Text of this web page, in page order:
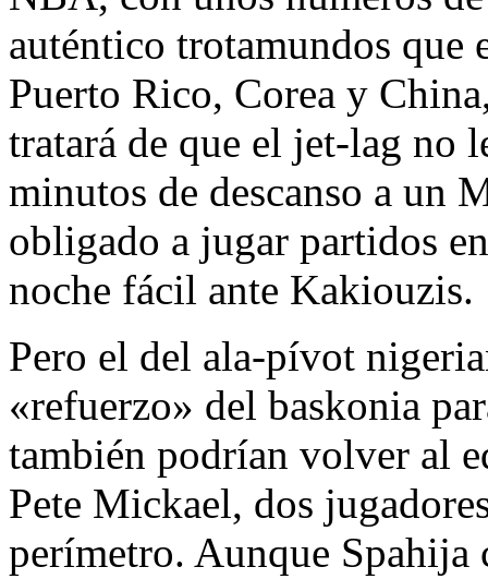
auténtico trotamundos que
Puerto Rico, Corea y
tratará de que el jet-lag no
minutos de descanso a un
obligado a jugar partidos
noche fácil ante Kakiouzis.
Pero el del ala-pívot
«refuerzo» del baskonia
también podrían volver al
Pete Mickael, dos
perímetro. Aunque Spahija